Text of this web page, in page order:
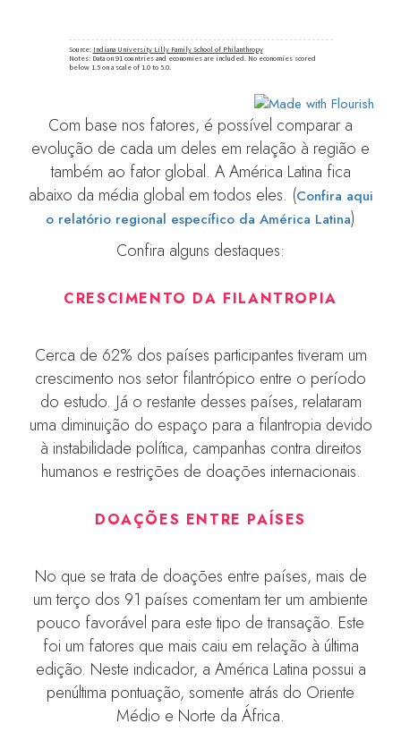
Com base nos fatores, é possível comparar a
evolução de cada um deles em relação à região e
também ao fator global. A América Latina fica
abaixo da média global em todos eles. (Confira aqui
o relatório regional específico da América Latina)
Confira alguns destaques:
CRESCIMENTO DA FILANTROPIA
Cerca de 62% dos países participantes tiveram um
crescimento nos setor filantrópico entre o período
do estudo. Já o restante desses países, relataram
uma diminuição do espaço para a filantropia devido
à instabilidade política, campanhas contra direitos
humanos e restrições de doações internacionais.
DOAÇÕES ENTRE PAÍSES
No que se trata de doações entre países, mais de
um terço dos 91 países comentam ter um ambiente
pouco favorável para este tipo de transação. Este
foi um fatores que mais caiu em relação à última
edição. Neste indicador, a América Latina possui a
penúltima pontuação, somente atrás do Oriente
Médio e Norte da África.